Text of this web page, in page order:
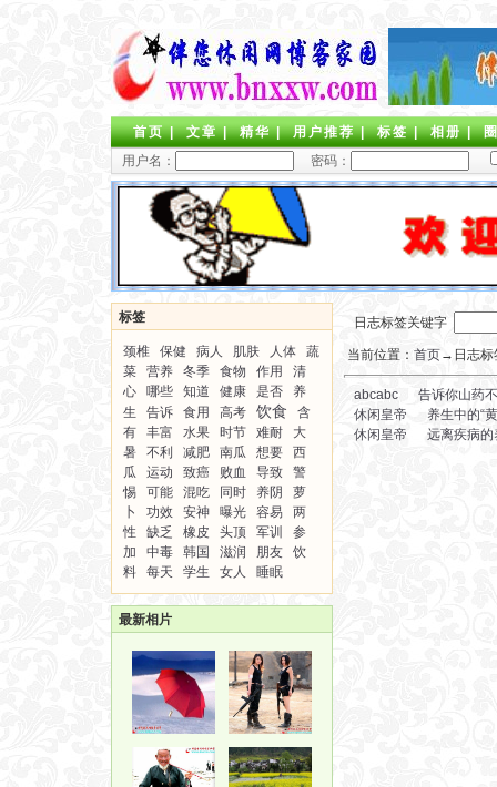
首页|文章|精华|用户推荐|标签|相册|
用户名：
密码：
标签
颈椎 保健 病人 肌肤 人体
蔬
菜
营养 冬季 食物 作用
清
心
哪些 知道 健康 是否
养
生
告诉 食用 高考 饮食
含
有
丰富 水果 时节 难耐
大
暑
不利 减肥 南瓜 想要
西
瓜
运动 致癌 败血 导致
警
惕
可能 混吃 同时 养阴
萝
卜
功效 安神 曝光 容易
两
性
缺乏 橡皮 头顶 军训
参
加
中毒 韩国 滋润 朋友
饮
料
每天 学生 女人 睡眠
最新相片
日志标签关键字
当前位置： 首页→日志标
abcabc
告诉你山药
休闲皇帝
养生中的“
休闲皇帝
远离疾病